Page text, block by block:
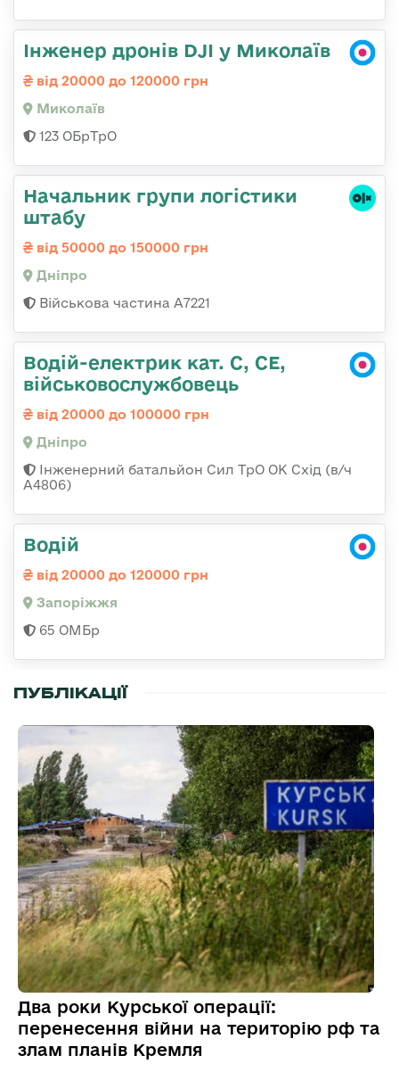
Інженер дронів DJI у Миколаїв
від 20000 до 120000 грн
Миколаїв
123 ОБрТрО
Начальник групи логістики
штабу
від 50000 до 150000 грн
Дніпро
Військова частина А7221
Водій-електрик кат. С, СЕ,
військовослужбовець
від 20000 до 100000 грн
Дніпро
Інженерний батальйон Сил ТрО ОК Схід (в/ч
А4806)
Водій
від 20000 до 120000 грн
Запоріжжя
65 ОМБр
ПУБЛІКАЦІЇ
Два роки Курської операції:
перенесення війни на територію рф та
злам планів Кремля